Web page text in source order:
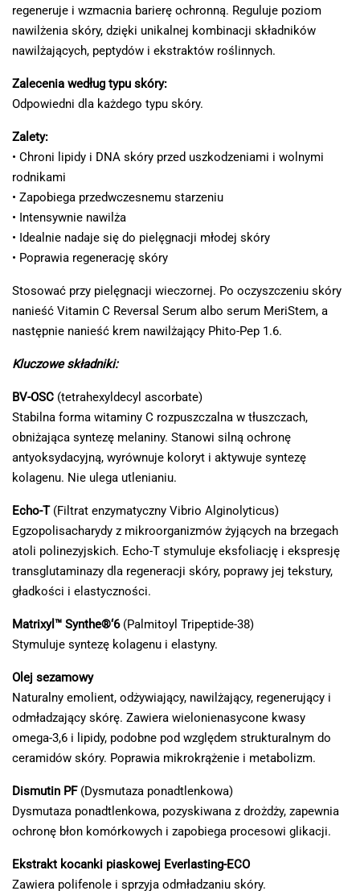
regeneruje i wzmacnia barierę ochronną. Reguluje poziom
nawilżenia skóry, dzięki unikalnej kombinacji składników
nawilżających, peptydów i ekstraktów roślinnych.
Zalecenia według typu skóry:
Odpowiedni dla każdego typu skóry.
Zalety:
• Chroni lipidy i DNA skóry przed uszkodzeniami i wolnymi
rodnikami
• Zapobiega przedwczesnemu starzeniu
• Intensywnie nawilża
• Idealnie nadaje się do pielęgnacji młodej skóry
• Poprawia regenerację skóry
Stosować przy pielęgnacji wieczornej. Po oczyszczeniu skóry
nanieść Vitamin C Reversal Serum albo serum MeriStem, a
następnie nanieść krem nawilżający Phito-Pep 1.6.
Kluczowe składniki:
BV-OSC (tetrahexyldecyl ascorbate)
Stabilna forma witaminy C rozpuszczalna w tłuszczach,
obniżająca syntezę melaniny. Stanowi silną ochronę
antyoksydacyjną, wyrównuje koloryt i aktywuje syntezę
kolagenu. Nie ulega utlenianiu.
Echo-T(Filtrat enzymatyczny Vibrio Alginolyticus)
Egzopolisacharydy z mikroorganizmów żyjących na brzegach
atoli polinezyjskich. Echo-T stymuluje eksfoliację i ekspresję
transglutaminazy dla regeneracji skóry, poprawy jej tekstury,
gładkości i elastyczności.
Matrixyl™ Synthe®‘6(Palmitoyl Tripeptide-38)
Stymuluje syntezę kolagenu i elastyny.
Olej sezamowy
Naturalny emolient, odżywiający, nawilżający, regenerujący i
odmładzający skórę. Zawiera wielonienasycone kwasy
omega-3,6 i lipidy, podobne pod względem strukturalnym do
ceramidów skóry. Poprawia mikrokrążenie i metabolizm.
Dismutin PF(Dysmutaza ponadtlenkowa)
Dysmutaza ponadtlenkowa, pozyskiwana z drożdży, zapewnia
ochronę błon komórkowych i zapobiega procesowi glikacji.
Ekstrakt kocanki piaskowej Everlasting-ECO
Zawiera polifenole i sprzyja odmładzaniu skóry.